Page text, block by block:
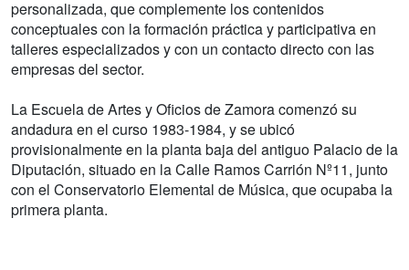
personalizada, que complemente los contenidos
conceptuales con la formación práctica y participativa en
talleres especializados y con un contacto directo con las
empresas del sector.
La Escuela de Artes y Oficios de Zamora comenzó su
andadura en el curso 1983-1984, y se ubicó
provisionalmente en la planta baja del antiguo Palacio de la
Diputación, situado en la Calle Ramos Carrión Nº11, junto
con el Conservatorio Elemental de Música, que ocupaba la
primera planta.